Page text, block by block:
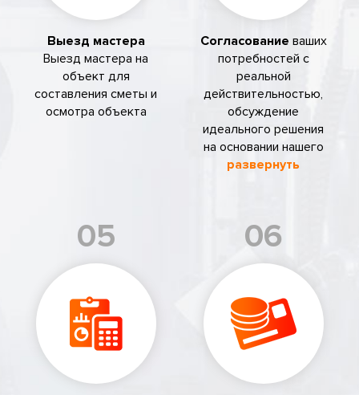
Выезд мастера
Выезд мастера на
объект для
составления сметы и
осмотра объекта
Согласование ваших
потребностей с
реальной
действительностью,
обсуждение
идеального решения
на основании нашего
развернуть
05 06